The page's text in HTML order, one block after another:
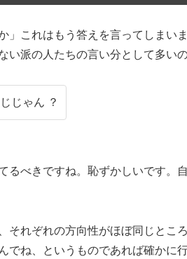
これはもう答えを言ってしまいま
い派の人たちの言い分として多い
じゃん ？
るべきですね。恥ずかしいです。
れぞれの方向性がほぼ同じとこ
でね、というものであれば確かに